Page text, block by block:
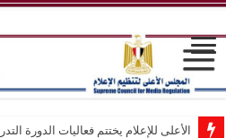
الأعلى للإعلام يختتم فعاليات الدورة